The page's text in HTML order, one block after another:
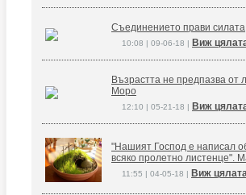
Съединението прави силата
10:08 | 09-06-18 | Виж
Възрастта не предпазва
Моро
12:10 | 05-21-18 | Виж
"Нашият Господ е написал
всяко пролетно листенце".
11:55 | 04-05-18 | Виж